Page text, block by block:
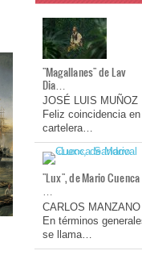
"Magallanes" de Lav
Dia…
JOSÉ LUIS MUÑOZ
Feliz coincidencia en
cartelera…
"Lux", de Mario Cuenca
…
CARLOS MANZANO
En términos
se llama…